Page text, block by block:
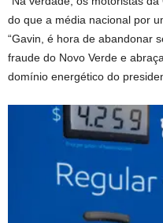
do que a média nacional por
“Gavin, é hora de abandonar
fraude do Novo Verde e
domínio energético do